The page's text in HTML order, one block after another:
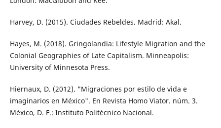
Harvey, D. (2015). Ciudades Rebeldes. Madrid: Akal.
Hayes, M. (2018). Gringolandia: Lifestyle Mi­gration and the
Colonial Geographies of Late Capitalism. Minneapolis:
University of Minnesota Press.
Hiernaux, D. (2012). "Migraciones por estilo de vida e
imaginarios en México". En Revista Homo Viator. núm. 3.
México, D. F.: Institu­to Politécnico Nacional.